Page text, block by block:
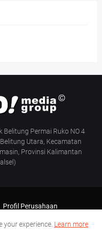
Belitung Permai Ruko NO 4
Utara, Kecamatan
Provinsi Kalimantan
Profil Perusahaan
your experience. Learn more